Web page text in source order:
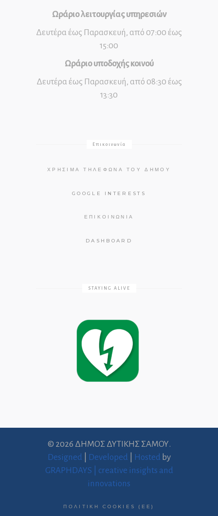
Ωράριο λειτουργίας υπηρεσιών
Δευτέρα έως Παρασκευή, από 07:00 έως
15:00
Ωράριο υποδοχής κοινού
Δευτέρα έως Παρασκευή, από 08:30 έως
13:30
Επικοινωνία
ΧΡΉΣΙΜΑ ΤΗΛΈΦΩΝΑ ΤΟΥ ΔΉΜΟΥ
GOOGLE INTERESTS
ΕΠΙΚΟΙΝΩΝΊΑ
DASHBOARD
STAYING ALIVE
© 2026 ΔΗΜΟΣ ΔΥΤΙΚΗΣ ΣΑΜΟΥ.
Designed
Developed Hosted by
GRAPHDAYS | creative insights and
innovations
ΠΟΛΙΤΙΚΉ COOKIES (ΕΕ)